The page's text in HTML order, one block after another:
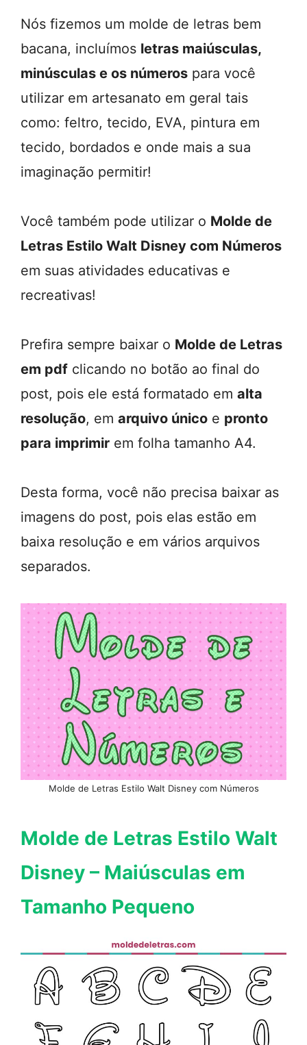
Nós fizemos um molde de letras bem
bacana, incluímos letras maiúsculas,
minúsculas e os números para você
utilizar em artesanato em geral tais
como: feltro, tecido, EVA, pintura em
tecido, bordados e onde mais a sua
imaginação permitir!
Você também pode utilizar o Molde de
Letras Estilo Walt Disney com Números
em suas atividades educativas e
recreativas!
Prefira sempre baixar o Molde de Letras
em pdf clicando no botão ao final do
post, pois ele está formatado em alta
resolução, em arquivo único e pronto
para imprimir em folha tamanho A4.
Desta forma, você não precisa baixar as
imagens do post, pois elas estão em
baixa resolução e em vários arquivos
separados.
Molde de Letras Estilo Walt Disney com Números
Molde de Letras Estilo Walt
Disney – Maiúsculas em
Tamanho Pequeno